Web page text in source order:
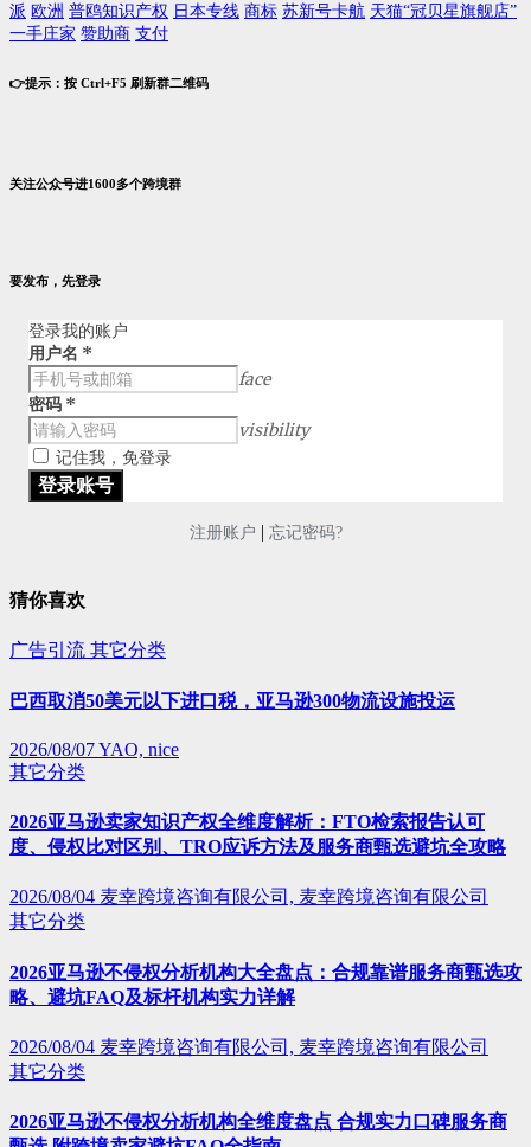
派 欧洲 普鸥知识产权 日本专线 商标 苏新号卡航 天猫“冠贝星旗舰店”
一手庄家 赞助商 支付
👉提示：按 Ctrl+F5 刷新群二维码
关注公众号进1600多个跨境群
要发布，先登录
登录我的账户
用户名 *
face
密码 *
visibility
记住我，免登录
注册账户 | 忘记密码?
猜你喜欢
广告引流 其它分类
巴西取消50美元以下进口税，亚马逊300物流设施投运
2026/08/07YAO, nice
其它分类
2026亚马逊卖家知识产权全维度解析：FTO检索报告认可
度、侵权比对区别、TRO应诉方法及服务商甄选避坑全攻略
2026/08/04 麦幸跨境咨询有限公司, 麦幸跨境咨询有限公司
其它分类
2026亚马逊不侵权分析机构大全盘点：合规靠谱服务商甄选攻
略、避坑FAQ及标杆机构实力详解
2026/08/04 麦幸跨境咨询有限公司, 麦幸跨境咨询有限公司
其它分类
2026亚马逊不侵权分析机构全维度盘点 合规实力口碑服务商